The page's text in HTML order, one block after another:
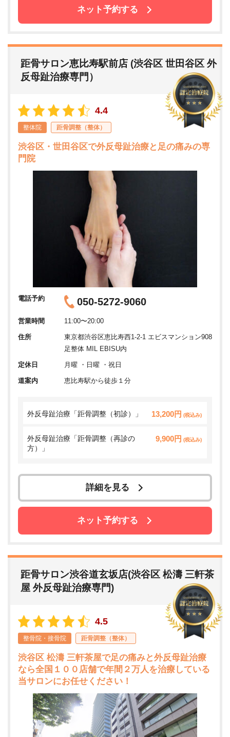
ネット予約する
距骨サロン恵比寿駅前店 (渋谷区 世田谷区 外
反母趾治療専門）
4.4
整体院 距骨調整（整体）
渋谷区・世田谷区で外反母趾治療と足の痛みの専
門院
電話予約 050-5272-9060
営業時間 11:00〜20:00
住所
東京都渋谷区恵比寿西1-2-1 エビスマンション908
足整体 MIL EBISU内
定休日 月曜 ・日曜 ・祝日
道案内 恵比寿駅から徒歩１分
外反母趾治療「距骨調整（初診）」 13,200円 (税込み)
外反母趾治療「距骨調整（再診の
方）」
9,900円 (税込み)
詳細を見る
ネット予約する
距骨サロン渋谷道玄坂店(渋谷区 松濤 三軒茶
屋 外反母趾治療専門)
4.5
整骨院・接骨院 距骨調整（整体）
渋谷区 松濤 三軒茶屋で足の痛みと外反母趾治療
なら全国１００店舗で年間２万人を治療している
当サロンにお任せください！